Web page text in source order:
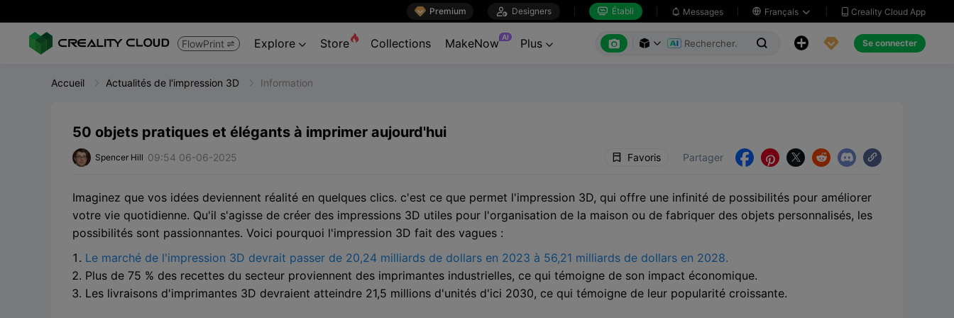
 Premium  Designers  Établi  Messages  Français   Creality Cloud App
FlowPrint  Explore  Store Collections MakeNow AI Plus        Se connecter
Accueil Actualités de l'impression 3D Information
50 objets pratiques et élégants à imprimer aujourd'hui
Spencer Hill 09:54 06-06-2025 Favoris Partager     
Imaginez que vos idées deviennent réalité en quelques clics. c'est ce que permet l'impression 3D, qui offre une infinité de possibilités pour améliorer
votre vie quotidienne. Qu'il s'agisse de créer des impressions 3D utiles pour l'organisation de la maison ou de fabriquer des objets personnalisés, les
possibilités sont passionnantes. Voici pourquoi l'impression 3D fait des vagues :
Le marché de l'impression 3D devrait passer de 20,24 milliards de dollars en 2023 à 56,21 milliards de dollars en 2028.
Plus de 75 % des recettes du secteur proviennent des imprimantes industrielles, ce qui témoigne de son impact économique.
Les livraisons d'imprimantes 3D devraient atteindre 21,5 millions d'unités d'ici 2030, ce qui témoigne de leur popularité croissante.